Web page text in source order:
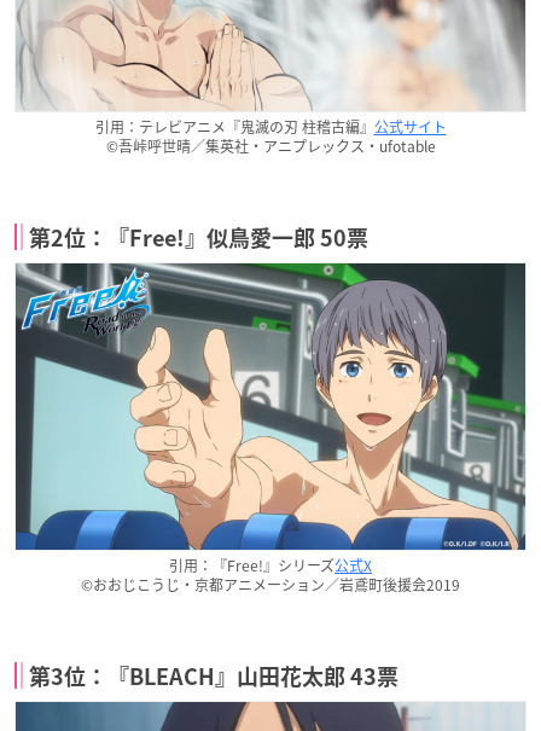
引用：テレビアニメ『鬼滅の刃 柱稽古編』 公式サイト
©吾峠呼世晴／集英社・アニプレックス・ufotable
第2位：『Free!』似鳥愛一郎 50票
引用：『Free!』シリーズ公式X
©おおじこうじ・京都アニメーション／岩鳶町後援会2019
第3位：『BLEACH』山田花太郎 43票